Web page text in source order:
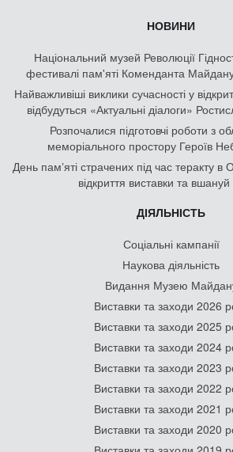
НОВИНИ
Національний музей Революції
фестивалі пам'яті Коменданта
Найважливіші виклики сучасності у
відбудуться «Актуальні діалоги»
Розпочалися підготовчі роботи з
меморіального простору Героїв
День памʼяті страчених під час теракту в
відкриття виставки та вшануй
ДІЯЛЬНІСТЬ
Соціальні кампанії
Наукова діяльність
Видання Музею
Виставки та заходи 2026
Виставки та заходи 2025
Виставки та заходи 2024
Виставки та заходи 2023
Виставки та заходи 2022
Виставки та заходи 2021
Виставки та заходи 2020